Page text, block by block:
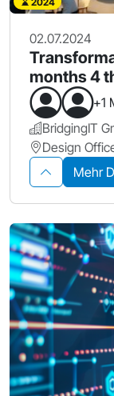
02.07.2024
months 4
+1
BridgingIT
Design
Mehr